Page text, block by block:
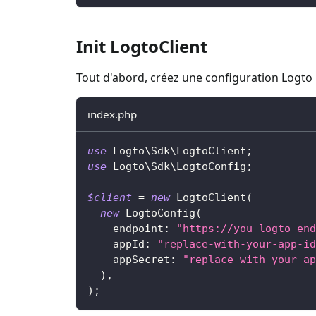
Init LogtoClient
Tout d'abord, créez une configuration Logto
index.php
use Logto\Sdk\LogtoClient ;
use Logto\Sdk\LogtoConfig ;
$client = new LogtoClient (
new LogtoConfig (
endpoint : "https://you-logto-
appId : "replace-with-your-app-
appSecret : "replace-with-your-
) ,
) ;